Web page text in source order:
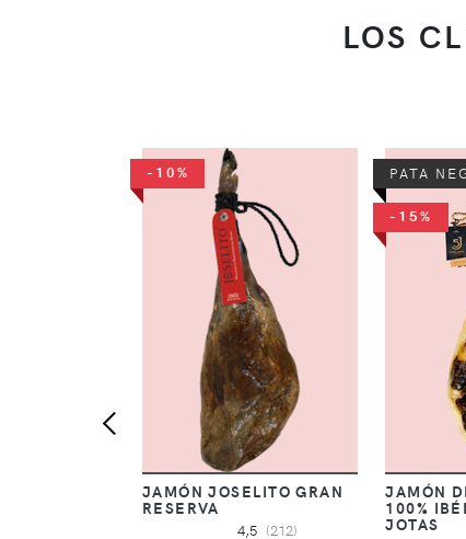
LOS
-10%
JAMÓN JOSELITO GRAN
RESERVA
4,5 (212)
PATA
-15%
JAMÓN
100%
JOTAS